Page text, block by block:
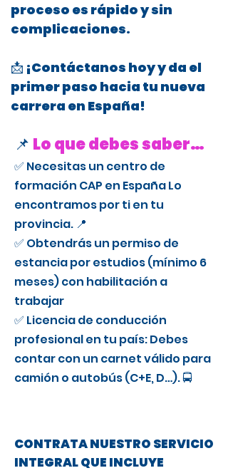
proceso es rápido y sin
complicaciones.
📩 ¡Contáctanos hoy y da el
primer paso hacia tu nueva
carrera en España!
📌 Lo que debes saber…
✅ Necesitas un centro de
formación CAP en España Lo
encontramos por ti en tu
provincia. 📍
✅ Obtendrás un permiso de
estancia por estudios (mínimo 6
meses) con habilitación a
trabajar
✅ Licencia de conducción
profesional en tu país: Debes
contar con un carnet válido para
camión o autobús (C+E, D…). 🚍
CONTRATA NUESTRO SERVICIO
INTEGRAL QUE INCLUYE